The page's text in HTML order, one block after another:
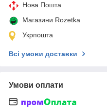
Нова Пошта
Магазини Rozetka
Укрпошта
Всі умови доставки
Умови оплати